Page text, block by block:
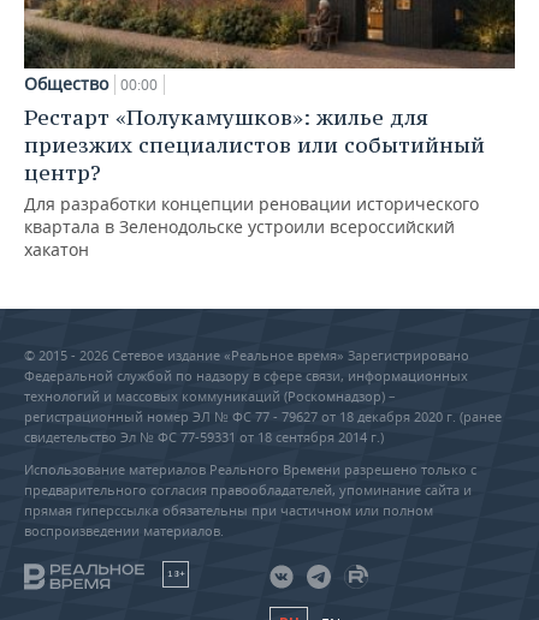
Общество 00:00
Рестарт «Полукамушков»: жилье для
приезжих специалистов или событийный
центр?
Для разработки концепции реновации исторического
квартала в Зеленодольске устроили всероссийский
хакатон
© 2015 - 2026 Сетевое издание «Реальное время» Зарегистрировано
Федеральной службой по надзору в сфере связи, информационных
технологий и массовых коммуникаций (Роскомнадзор) –
регистрационный номер ЭЛ № ФС 77 - 79627 от 18 декабря 2020 г. (ранее
свидетельство Эл № ФС 77-59331 от 18 сентября 2014 г.)
Использование материалов Реального Времени разрешено только с
предварительного согласия правообладателей, упоминание сайта и
прямая гиперссылка обязательны при частичном или полном
воспроизведении материалов.
18+